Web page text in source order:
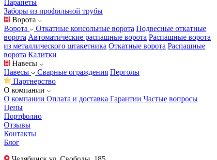
Парапеты
Заборы из профильной трубы
Ворота
Ворота
Откатные консольные ворота Подвесные откатные
ворота Автоматические распашные ворота Распашные ворота
из металлического штакетника Откатные ворота Распашные
ворота Калитки
Навесы
Навесы
Сварные ограждения Перголы
Партнерство
О компании
О компании Оплата и доставка Гарантии Частые вопросы
Цены
Портфолио
Отзывы
Контакты
Блог